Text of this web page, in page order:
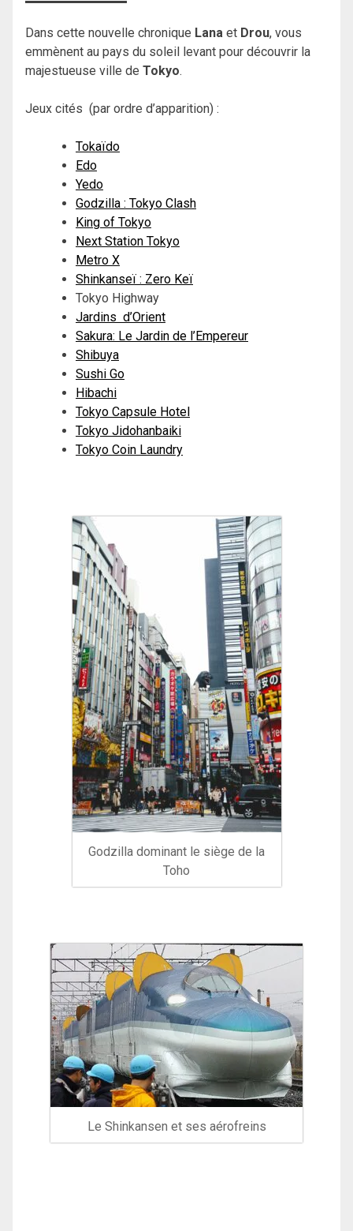
Dans cette nouvelle chronique Lana et Drou, vous
emmènent au pays du soleil levant pour découvrir la
majestueuse ville de Tokyo.
Jeux cités (par ordre d’apparition) :
Tokaïdo
Edo
Yedo
Godzilla : Tokyo Clash
King of Tokyo
Next Station Tokyo
Metro X
Shinkanseï : Zero Keï
Tokyo Highway
Jardins d’Orient
Sakura: Le Jardin de l’Empereur
Shibuya
Sushi Go
Hibachi
Tokyo Capsule Hotel
Tokyo Jidohanbaiki
Tokyo Coin Laundry
Godzilla dominant le siège de la
Toho
Le Shinkansen et ses aérofreins